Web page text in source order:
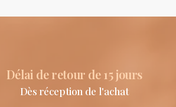
Délai de retour de 15 jours
Dès réception de l'achat